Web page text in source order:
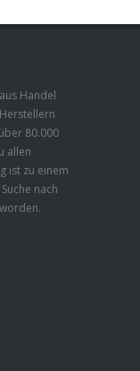
Handel
80.000
allen
ist zu einem
nach